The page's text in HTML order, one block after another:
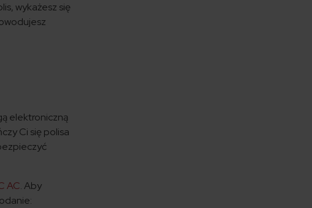
wykażesz się
elektroniczną
Ci się polisa
AC. Aby